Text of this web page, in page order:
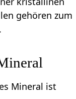
gehören zum
.
Mineral ist